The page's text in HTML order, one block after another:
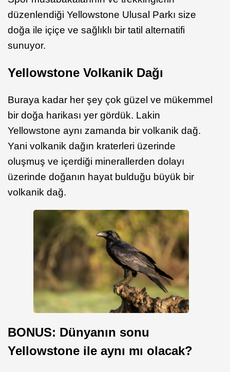
düzenlendiği Yellowstone Ulusal Parkı size
doğa ile içiçe ve sağlıklı bir tatil alternatifi
sunuyor.
Yellowstone Volkanik Dağı
Buraya kadar her şey çok güzel ve mükemmel
bir doğa harikası yer gördük. Lakin
Yellowstone aynı zamanda bir volkanik dağ.
Yani volkanik dağın kraterleri üzerinde
oluşmuş ve içerdiği minerallerden dolayı
üzerinde doğanın hayat bulduğu büyük bir
volkanik dağ.
BONUS: Dünyanın sonu
Yellowstone ile aynı mı olacak?